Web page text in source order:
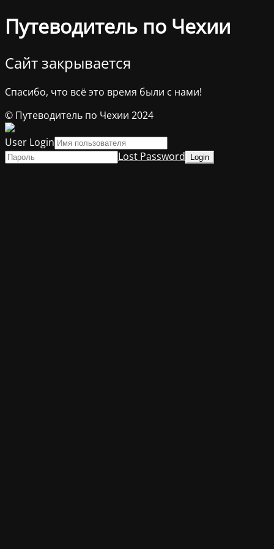
Путеводитель по Чехии
Сайт закрывается
Спасибо, что всё это время были с нами!
© Путеводитель по Чехии 2024
User Login
Lost Password